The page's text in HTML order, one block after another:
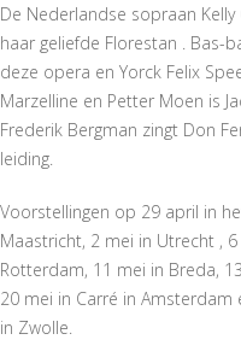
De Nederlandse sopraan
haar geliefde Florestan . Bas-
deze opera en Yorck Felix
Marzelline en Petter Moen is
Frederik Bergman zingt Don
leiding.
Voorstellingen op 29 april in
Maastricht, 2 mei in Utrecht ,
Rotterdam, 11 mei in Breda,
20 mei in Carré in
in Zwolle.